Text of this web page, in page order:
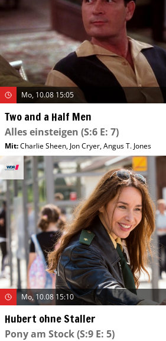
Mo, 10.08 15:05
Two and a Half Men
Alles einsteigen (S:6 E: 7)
Mit:Charlie Sheen, Jon Cryer,Angus T. Jones
Mo, 10.08 15:10
Hubert ohne Staller
Pony am Stock(S:9 E: 5)